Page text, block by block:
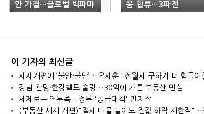
안 가결…글로벌 빅파마
도약(종합)
움 합류…3파전
이 기자의 최신글
세제개편에 ‘불안·불만’…오세훈 "전월세 구하기 더 힘들어
강남 관망·한강벨트 술렁…30억이 가른 부동산 민심
세제로는 역부족…정부 '공급대책' 만지작